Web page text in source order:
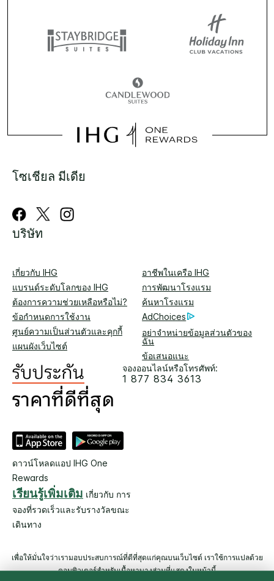
โซเชียล มีเดีย
บริษัท
เกี่ยวกับ IHG
อาชีพในเครือ IHG
แบรนด์ระดับโลกของ IHG
การพัฒนาโรงแรม
ต้องการความช่วยเหลือหรือไม่?
ค้นหาโรงแรม
ข้อกำหนดการใช้งาน
AdChoices
ศูนย์ความเป็นส่วนตัวและคุกกี้
อย่าจำหน่ายข้อมูลส่วนตัวของ
ฉัน
แผนผังเว็บไซต์
ข้อเสนอแนะ
จองออนไลน์หรือโทรศัพท์:
1 877 834 3613
ดาวน์โหลดแอป IHG One
Rewards
เรียนรู้เพิ่มเติม เกี่ยวกับ การ
จองที่รวดเร็วและรับรางวัลขณะ
เดินทาง
เพื่อให้มั่นใจว่าเรามอบประสบการณ์ที่ดีที่สุดแก่คุณบนเว็บไซต์ เราใช้การแปลด้วย
คอมพิวเตอร์สำหรับเนื้อหาบางส่วนที่แสดงในหน้านี้